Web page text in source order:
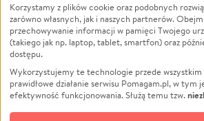
Zwierzęta
Pożar
Ukraina
Pomoc Finansowa
Projekty
Pogrzeb
Korzystamy z plików cookie oraz podobnych
zarówno własnych, jak i naszych partnerów.
przechowywanie informacji w pamięci Twojego
(takiego jak np. laptop, tablet, smartfon) oraz
dostępu.
Wykorzystujemy te technologie przede wszystkim
prawidłowe działanie serwisu Pomagam.pl, w tym
efektywność funkcjonowania. Służą temu tzw.